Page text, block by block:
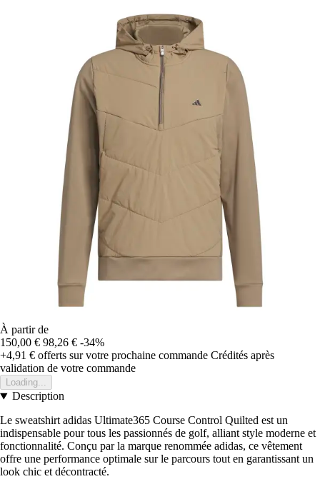
À partir de
150,00 € 98,26 € -34%
+4,91 € offerts sur votre prochaine commande Crédités après
validation de votre commande
Loading...
Description
Le sweatshirt adidas Ultimate365 Course Control Quilted est un
indispensable pour tous les passionnés de golf, alliant style moderne et
fonctionnalité. Conçu par la marque renommée adidas, ce vêtement
offre une performance optimale sur le parcours tout en garantissant un
look chic et décontracté.